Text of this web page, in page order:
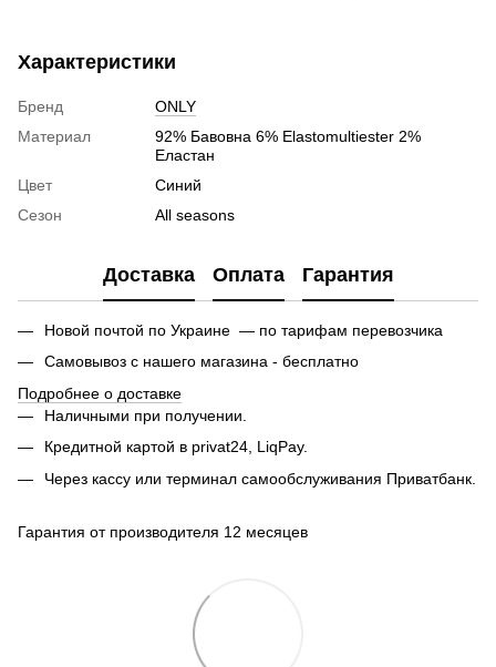
Характеристики
Бренд
ONLY
Материал
92% Бавовна 6% Elastomultiester 2%
Еластан
Цвет
Синий
Сезон
All seasons
Доставка Оплата Гарантия
Новой почтой по Украине — по тарифам перевозчика
Самовывоз с нашего магазина - бесплатно
Подробнее о доставке
Наличными при получении.
Кредитной картой в privat24, LiqPay.
Через кассу или терминал самообслуживания Приватбанк.
Гарантия от производителя 12 месяцев